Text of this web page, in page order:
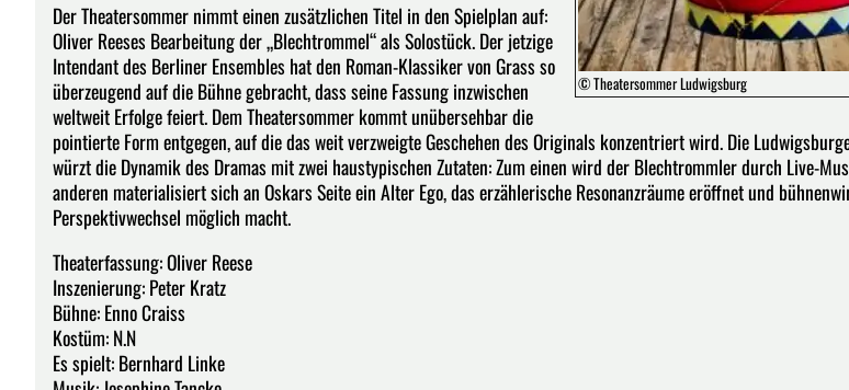
© Theatersommer Ludwigsburg
Der Theatersommer nimmt einen zusätzlichen Titel in den Spielplan auf:
Oliver Reeses Bearbeitung der „Blechtrommel“ als Solostück. Der jetzige
Intendant des Berliner Ensembles hat den Roman-Klassiker von Grass so
überzeugend auf die Bühne gebracht, dass seine Fassung inzwischen
weltweit Erfolge feiert. Dem Theatersommer kommt unübersehbar die
pointierte Form entgegen, auf die das weit verzweigte Geschehen des Originals konzentriert wird. Die
würzt die Dynamik des Dramas mit zwei haustypischen Zutaten: Zum einen wird der Blechtrommler durch Live-
anderen materialisiert sich an Oskars Seite ein Alter Ego, das erzählerische Resonanzräume eröffnet und
Perspektivwechsel möglich macht.
Theaterfassung: Oliver Reese
Inszenierung: Peter Kratz
Bühne: Enno Craiss
Kostüm: N.N
Es spielt: Bernhard Linke